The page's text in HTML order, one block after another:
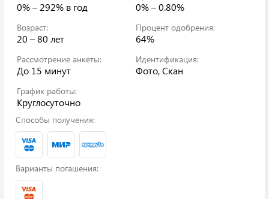
0% – 292% в год 0% – 0.80%
Возраст:
20 – 80 лет
Процент одобрения:
64%
Рассмотрение анкеты:
До 15 минут
Идентификация:
Фото, Скан
График работы:
Круглосуточно
Способы получения:
Варианты погашения: